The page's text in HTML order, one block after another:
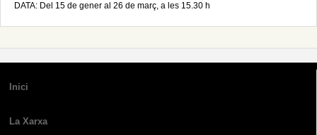
DATA: Del 15 de gener al 26 de març, a les 15.30 h
Inici
La Xarxa